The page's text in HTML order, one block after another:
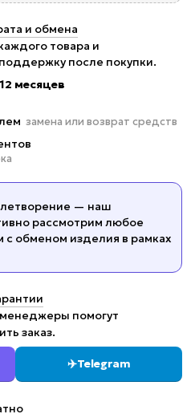
и обмена
товара и
после покупки.
месяцев
замена или возврат средств
— наш
рассмотрим любое
обменом изделия в рамках
помогут
заказ.
✈️Telegram